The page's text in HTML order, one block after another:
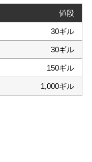
値段
30ギル
30ギル
150ギル
1,000ギル